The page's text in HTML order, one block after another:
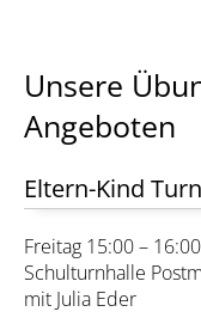
Unsere
Angeboten
Eltern-Kind
Freitag 15:00 –
Schulturnhalle
mit Julia Eder